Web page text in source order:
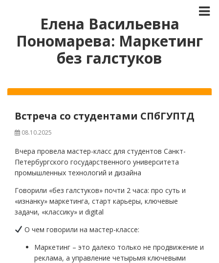
Елена Васильевна
Пономарева: Маркетинг
без галстуков
Встреча со студентами СПбГУПТД
08.10.2025
Вчера провела мастер-класс для студентов Санкт-
Петербургского государственного университета
промышленных технологий и дизайна
Говорили «без галстуков» почти 2 часа: про суть и
«изнанку» маркетинга, старт карьеры, ключевые
задачи, «классику» и digital
О чем говорили на мастер-классе:
Маркетинг – это далеко только не продвижение и
реклама, а управление четырьмя ключевыми